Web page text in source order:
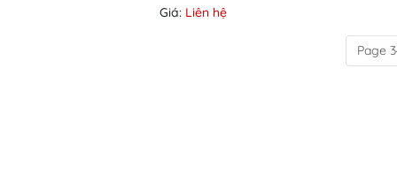
Giá: Liên hệ
Page